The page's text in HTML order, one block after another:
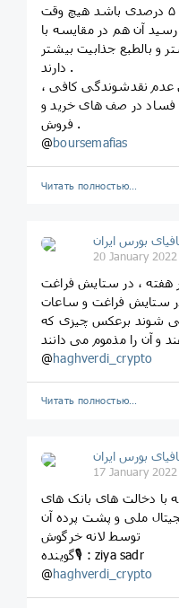
بورس ایران تا وقتی دامنه نوسان ۵ درصدی باشد هیچ وقت
رسید آن هم‌ در مقایسه با
و بالطبع جذابیت بیشتر
دارند .
یعنی عدم نقدشوندگی کافی ،
فساد در صف های خرید و
فروش .
@boursemafias
Читать полностью…
بورس ایران
20 January
در ستایش فراغت و ساعات
شوند برعکس چیزی که
@haghverdi_crypto
Читать полностью…
بورس ایران
17 January
با دخالت های بانک های
ملی و پشت پرده آن
توسط لانه خرگوش
گوینده🎙 : ziya sadr
@haghverdi_crypto